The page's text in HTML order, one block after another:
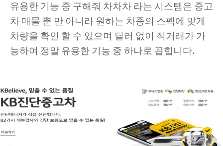
유용한 기능 중 구해줘 차차차 라는 시스템은 중고
차 매물 뿐 만 아니라 원하는 차종의 스펙에 맞게
차량을 확인 할 수 있으며 딜러 없이 직거래가 가
능하여 정말 유용한 기능 중 하나로 꼽힙니다.